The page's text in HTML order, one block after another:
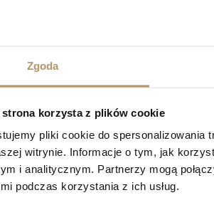
Zgoda
strona korzysta z plików cookie
pliki cookie do spersonalizowania
witrynie. Informacje o tym, jak
i analitycznym. Partnerzy mogą
podczas korzystania z ich usług.
przeciwko Bank
, referent SSO Wojciech
zasądził od Bank Millennium S.A. na
8567 PLN i kwotę 4283 PLN tytułem
S.A. – umowa kredytu jest nieważna
S.A. – umowa kredytu nieważna w całości
jeśli spłata kredytu waloryzowanego
Trójmiasta, ale zajmujemy się również